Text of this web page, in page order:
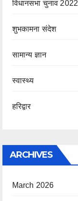
विधानसभा चुनाव 2022
शुभकामना संदेश
सामान्य ज्ञान
स्वास्थ्य
हरिद्वार
ARCHIVES
March 2026